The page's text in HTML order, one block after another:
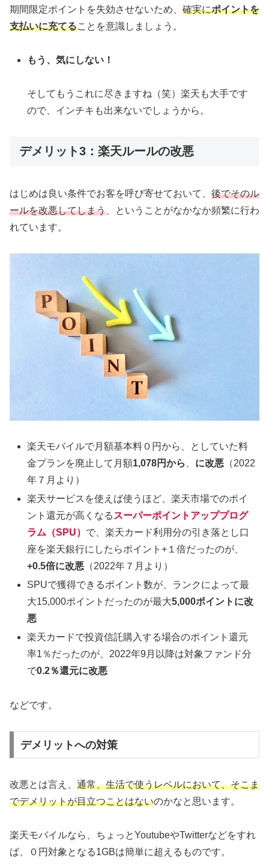
期間限定ポイントを失効させないため、 確実にポイントを
支払いに充てることを意識しましょう。
もう、気にしない！
そしてもうこれに尽きますね（笑）楽天も大手です
ので、インチキも出来ないでしょうから。
デメリット3：楽天ルールの改悪
はじめは良い条件でお客を呼び寄せておいて、 後でそのル
ールを改悪してしまう、ということがなかなか頻繁に行わ
れています。
楽天モバイルで月額基本料０円から、としていた料
金プランを廃止して月額1,078円から に改悪 （2022
年７月より）
楽天サービスを使えば使うほど、楽天市場でのポイ
ント還元が高くなる スーパーポイントアッププログ
ラム（SPU） で、楽天カード利用分の引き落とし口
座を楽天銀行にしたらポイント+１倍だったのが、
+0.5倍に改悪 （2022年７月より）
SPUで獲得できるポイント数が、ランクによって最
大15,000ポイントだったのが最大5,000ポイントに改
悪
楽天カードで投資信託購入する場合のポイント還元
率1％だったのが、2022年9月以降は対象ファンド分
で0.2％還元に改悪
などです。
デメリットへの対策
改悪とは言え、 通常、生活で使うレベルにおいて、そこま
でデメリットが目立つことはないのかなと思います。
楽天モバイルなら、ちょっとYoutubeやTwitterなどをすれ
ば、０円対象となる1GBは簡単に超えるものです。